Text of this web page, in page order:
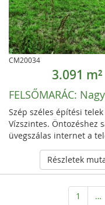
CM20034
3.091 m²
FELSŐMARÁC:
Szép széles építési
Vízszintes. Öntozéshez
üvegszálas internet a
Részletek
1 …